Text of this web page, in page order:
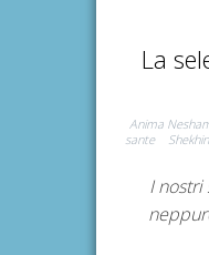
La
Anima
sante
I nostri